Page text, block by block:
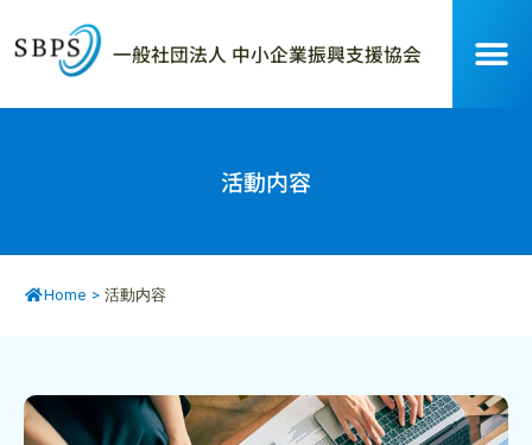
一般社団法人 中小企業振興支援協会
活動内容
Home > 活動内容